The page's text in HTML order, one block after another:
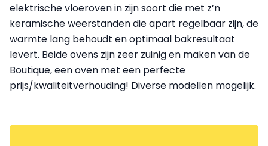
elektrische vloeroven in zijn soort die met z’n
keramische weerstanden die apart regelbaar zijn, de
warmte lang behoudt en optimaal bakresultaat
levert. Beide ovens zijn zeer zuinig en maken van de
Boutique, een oven met een perfecte
prijs/kwaliteitverhouding! Diverse modellen mogelijk.